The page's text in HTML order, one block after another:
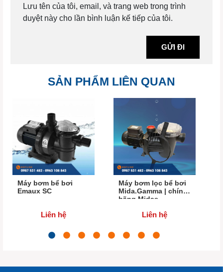
Lưu tên của tôi, email, và trang web trong trình
duyệt này cho lần bình luận kế tiếp của tôi.
SẢN PHẨM LIÊN QUAN
Máy bơm bể bơi
Emaux SC
Liên hệ
Máy bơm lọc bể bơi
Mida.Gamma | chính
hãng Midas
Liên hệ